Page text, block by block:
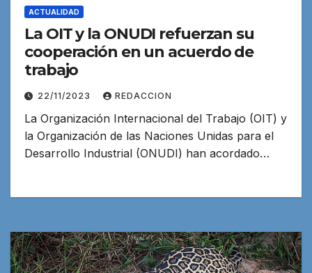
ACTUALIDAD
La OIT y la ONUDI refuerzan su
cooperación en un acuerdo de
trabajo
22/11/2023 REDACCION
La Organización Internacional del Trabajo (OIT) y
la Organización de las Naciones Unidas para el
Desarrollo Industrial (ONUDI) han acordado…